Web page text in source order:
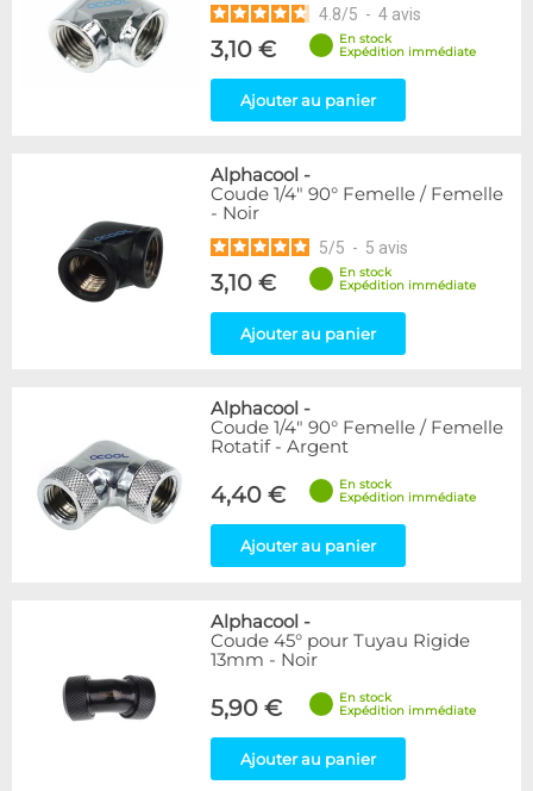
4.8/5 - 4 avis
3,10 €
En stock
Expédition immédiate
Ajouter au panier
Alphacool -
Coude 1/4" 90° Femelle / Femelle
- Noir
5/5 - 5 avis
3,10 €
En stock
Expédition immédiate
Ajouter au panier
Alphacool -
Coude 1/4" 90° Femelle / Femelle
Rotatif - Argent
4,40 €
En stock
Expédition immédiate
Ajouter au panier
Alphacool -
Coude 45° pour Tuyau Rigide
13mm - Noir
5,90 €
En stock
Expédition immédiate
Ajouter au panier